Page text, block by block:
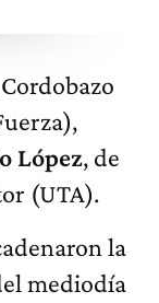
López, de
(UTA).
la
mediodía